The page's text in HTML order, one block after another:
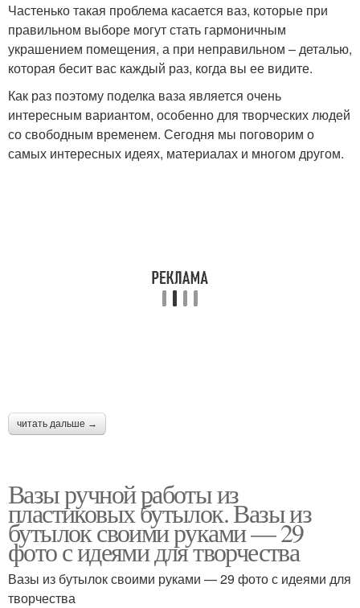
Ваза из стеклянной
бутылки
Прекрасные вазы
Ваза из ниток Красивая ваза
Вазы из стеклянных
бутылок
Серебристая ваза
Частенько такая проблема касается ваз, которые при
правильном выборе могут стать гармоничным
украшением помещения, а при неправильном – деталью,
которая бесит вас каждый раз, когда вы ее видите.
Как раз поэтому поделка ваза является очень
интересным вариантом, особенно для творческих людей
со свободным временем. Сегодня мы поговорим о
самых интересных идеях, материалах и многом другом.
читать дальше →
Вазы ручной работы из
пластиковых бутылок. Вазы из
бутылок своими руками — 29
фото с идеями для творчества
Вазы из бутылок своими руками — 29 фото с идеями для
творчества